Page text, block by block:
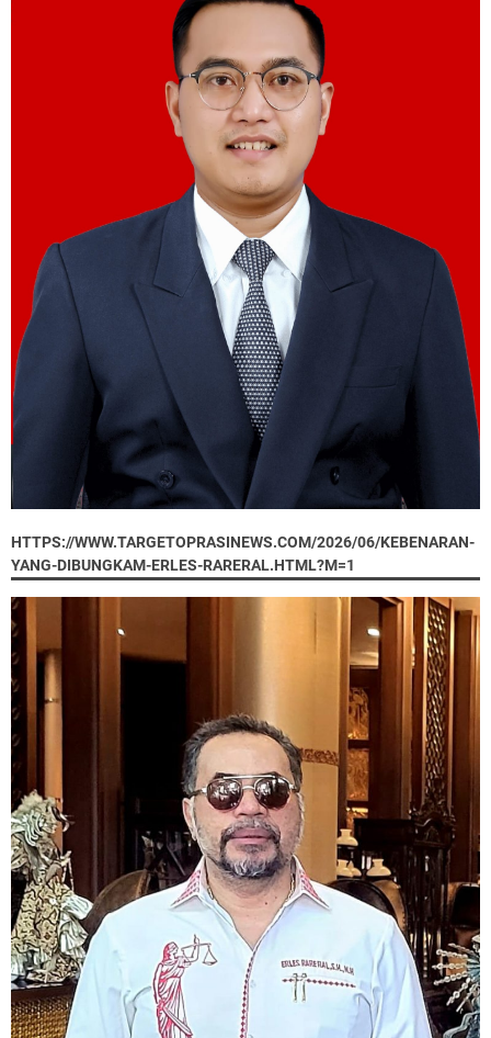
HTTPS://WWW.TARGETOPRASINEWS.COM/2026/06/KEBENARAN-
YANG-DIBUNGKAM-ERLES-RARERAL.HTML?M=1